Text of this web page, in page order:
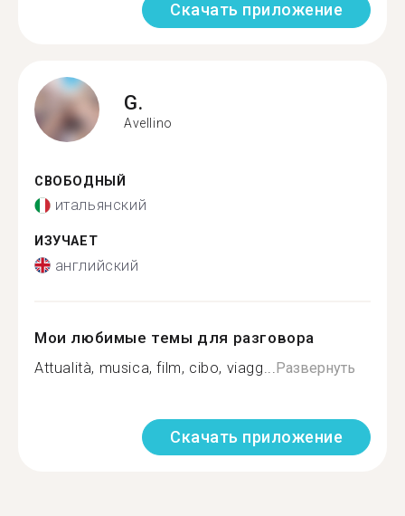
Скачать приложение
G.
Avellino
СВОБОДНЫЙ
итальянский
ИЗУЧАЕТ
английский
Мои любимые темы для разговора
Attualità, musica, film, cibo, viagg... Развернуть
Скачать приложение